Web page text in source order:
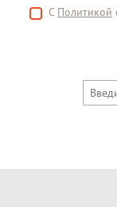
С Политикой